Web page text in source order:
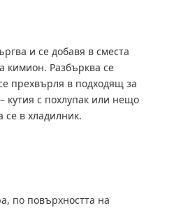
и се добавя в сместа
кимион. Разбърква се
прехвърля в подходящ за
кутия с похлупак или нещо
се в хладилник.
по повърхността на